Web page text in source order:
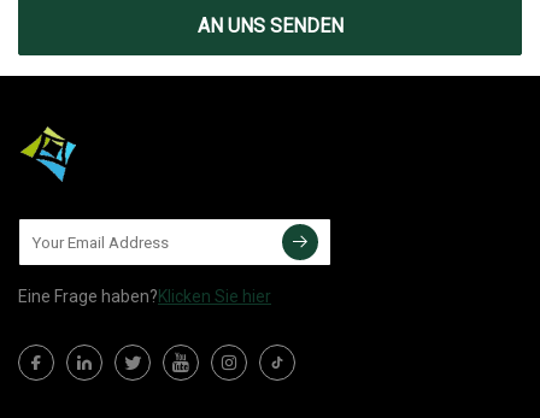
AN UNS SENDEN
Eine Frage haben?Klicken Sie hier